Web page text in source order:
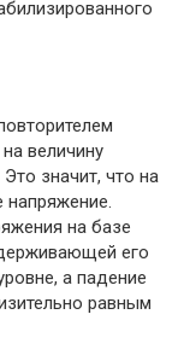
величину
значит, что на
напряжение.
на базе
его
а падение
равным